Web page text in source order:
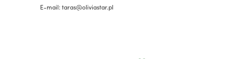
E-mail: taras@oliviastar.pl